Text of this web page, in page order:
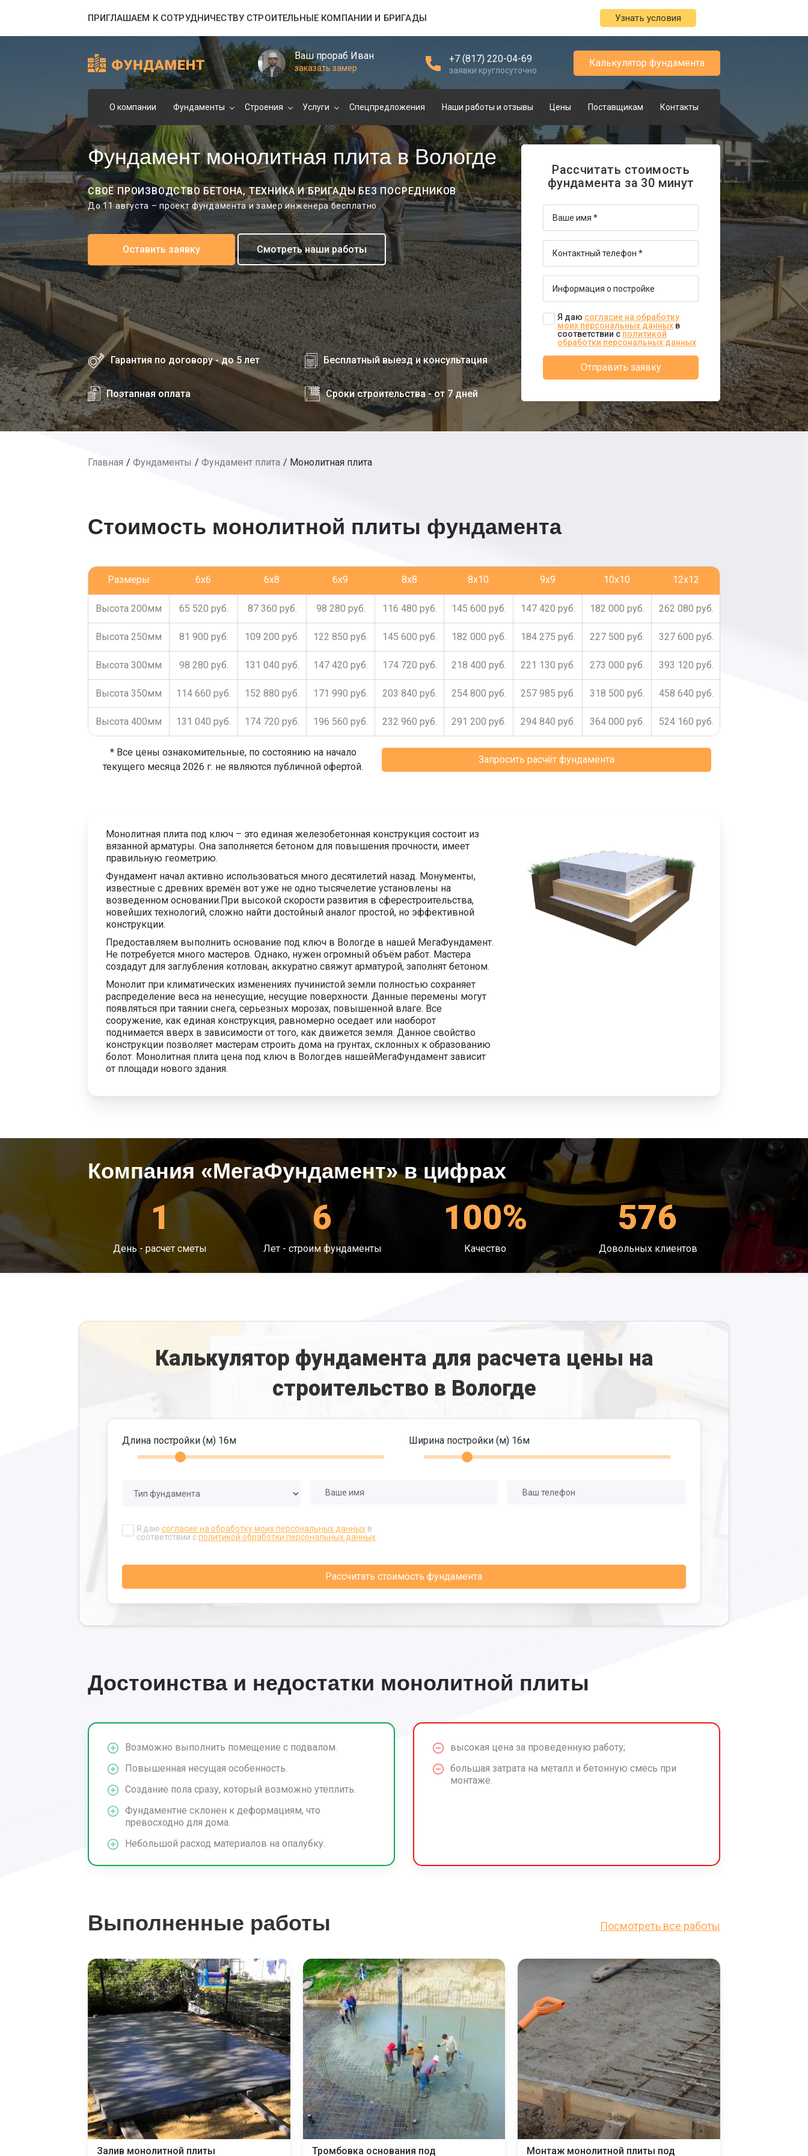
ПРИГЛАШАЕМ К СОТРУДНИЧЕСТВУ СТРОИТЕЛЬНЫЕ КОМПАНИИ И БРИГАДЫ Узнать условия
Ваш прораб Иван
заказать замер
+7 (817) 220-04-69
заявки круглосуточно
Калькулятор фундамента
О компании Фундаменты Строения Услуги Спецпредложения Наши работы и отзывы Цены Поставщикам Контакты
Фундамент монолитная плита в Вологде
СВОЁ ПРОИЗВОДСТВО БЕТОНА, ТЕХНИКА И БРИГАДЫ БЕЗ ПОСРЕДНИКОВ
До 11 августа – проект фундамента и замер инженера бесплатно
Оставить заявку Смотреть наши работы
Гарантия по договору - до 5 лет Бесплатный выезд и консультация
Поэтапная оплата Сроки строительства - от 7 дней
Рассчитать стоимость
фундамента за 30 минут
Я даю согласие на обработку
моих персональных данных в
соответствии с политикой
обработки персональных данных
Отправить заявку
Главная Фундаменты Фундамент плита Монолитная плита
Стоимость монолитной плиты фундамента
Размеры 6x6 6x8 6x9 8x8 8x10 9x9 10x10 12x12
Высота 200мм 65 520 руб. 87 360 руб. 98 280 руб. 116 480 руб. 145 600 руб. 147 420 руб. 182 000 руб. 262 080 руб.
Высота 250мм 81 900 руб. 109 200 руб. 122 850 руб. 145 600 руб. 182 000 руб. 184 275 руб. 227 500 руб. 327 600 руб.
Высота 300мм 98 280 руб. 131 040 руб. 147 420 руб. 174 720 руб. 218 400 руб. 221 130 руб. 273 000 руб. 393 120 руб.
Высота 350мм 114 660 руб. 152 880 руб. 171 990 руб. 203 840 руб. 254 800 руб. 257 985 руб. 318 500 руб. 458 640 руб.
Высота 400мм 131 040 руб. 174 720 руб. 196 560 руб. 232 960 руб. 291 200 руб. 294 840 руб. 364 000 руб. 524 160 руб.
* Все цены ознакомительные, по состоянию на начало
текущего месяца 2026 г. не являются публичной офертой.
Запросить расчёт фундамента
Монолитная плита под ключ – это единая железобетонная конструкция состоит из
вязанной арматуры. Она заполняется бетоном для повышения прочности, имеет
правильную геометрию.
Фундамент начал активно использоваться много десятилетий назад. Монументы,
известные с древних времён вот уже не одно тысячелетие установлены на
возведенном основании.При высокой скорости развития в сферестроительства,
новейших технологий, сложно найти достойный аналог простой, но эффективной
конструкции.
Предоставляем выполнить основание под ключ в Вологде в нашей МегаФундамент.
Не потребуется много мастеров. Однако, нужен огромный объём работ. Мастера
создадут для заглубления котлован, аккуратно свяжут арматурой, заполнят бетоном.
Монолит при климатических изменениях пучинистой земли полностью сохраняет
распределение веса на ненесущие, несущие поверхности. Данные перемены могут
появляться при таянии снега, серьезных морозах, повышенной влаге. Все
сооружение, как единая конструкция, равномерно оседает или наоборот
поднимается вверх в зависимости от того, как движется земля. Данное свойство
конструкции позволяет мастерам строить дома на грунтах, склонных к образованию
болот. Монолитная плита цена под ключ в Вологдев нашейМегаФундамент зависит
от площади нового здания.
Компания «МегаФундамент» в цифрах
1
День - расчет сметы
6
Лет - строим фундаменты
100%
Качество
576
Довольных клиентов
Калькулятор фундамента для расчета цены на
строительство в Вологде
Длина постройки (м) 16м Ширина постройки (м) 16м
Я даю согласие на обработку моих персональных данных в
соответствии сполитикой обработки персональных данных
Рассчитать стоимость фундамента
Достоинства и недостатки монолитной плиты
Возможно выполнить помещение с подвалом.
Повышенная несущая особенность.
Создание пола сразу, который возможно утеплить.
Фундаментне склонен к деформациям, что
превосходно для дома.
Небольшой расход материалов на опалубку.
высокая цена за проведенную работу;
большая затрата на металл и бетонную смесь при
монтаже.
Выполненные работы Посмотреть все работы
Залив монолитной плиты Тромбовка основания под Монтаж монолитной плиты под